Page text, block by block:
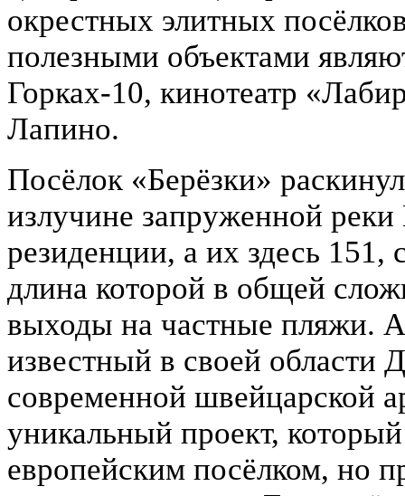
окрестных элитных
полезными объектами
Горках-10, кинотеатр
Лапино.
Посёлок «Берёзки»
излучине запруженной
резиденции, а их здесь 151,
длина которой в общей
выходы на частные пляжи.
известный в своей
современной швейцарской
уникальный проект,
европейским посёлком, но